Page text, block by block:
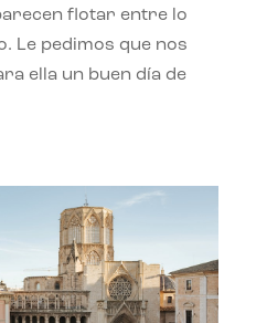
flotar entre lo
Le pedimos que nos
ella un buen día de